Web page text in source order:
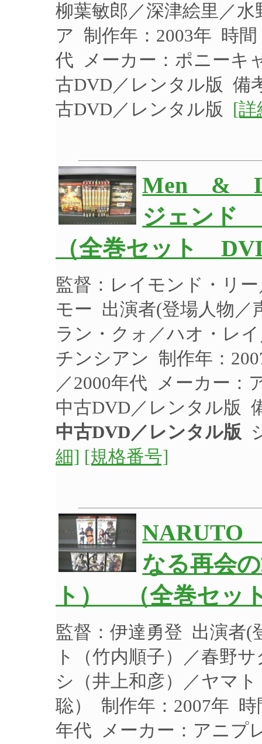
柳葉敏郎／深津絵里／
ア 制作年：2003年 時
代 メーカー：ポニーキ
古DVD／レンタル版
古DVD／レンタル版 [詳
Men &
ジェンド
（全巻セット
監督：レイモンド・リ
モー 出演者(登場人物／
ラン・クォ／ハオ・レ
チンシアン 制作年：
／2000年代 メーカー：
中古DVD／レンタル版
中古DVD／レンタル版
細] [規格番号]
なる再会
ト） （全巻セッ
監督：伊達勇登 出演者(
ト（竹内順子）／春野
シ（井上和彦）／ヤマ
聡） 制作年：2007年 時
年代 メーカー：アニプ